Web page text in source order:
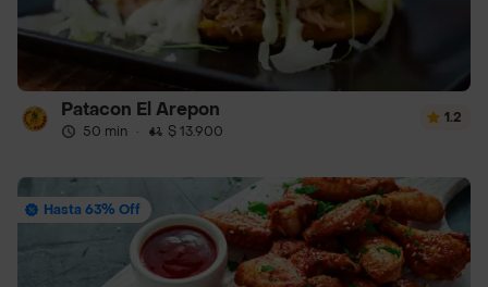
Patacon El Arepon
50 min · $ 13.900
1.2
Hasta 63% Off